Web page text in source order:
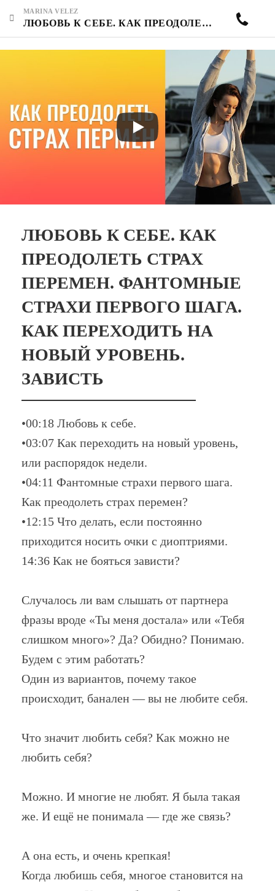
MARINA VELEZ
ЛЮБОВЬ К СЕБЕ. КАК ПРЕОДОЛЕТЬ СТРАХ ПЕРЕМЕН. ФАНТОМНЫЕ СТРАХИ ПЕРВОГО ШАГА. КАК ПЕРЕХОДИТЬ НА НОВЫЙ УРОВЕНЬ. ЗАВИСТЬ
ЛЮБОВЬ К СЕБЕ. КАК
ПРЕОДОЛЕТЬ СТРАХ
ПЕРЕМЕН. ФАНТОМНЫЕ
СТРАХИ ПЕРВОГО ШАГА.
КАК ПЕРЕХОДИТЬ НА
НОВЫЙ УРОВЕНЬ.
ЗАВИСТЬ
•00:18 Любовь к себе.
•03:07 Как переходить на новый уровень,
или распорядок недели.
•04:11 Фантомные страхи первого шага.
Как преодолеть страх перемен?
•12:15 Что делать, если постоянно
приходится носить очки с диоптриями.
14:36 Как не бояться зависти?
Случалось ли вам слышать от партнера
фразы вроде «Ты меня достала» или «Тебя
слишком много»? Да? Обидно? Понимаю.
Будем с этим работать?
Один из вариантов, почему такое
происходит, банален — вы не любите себя.
Что значит любить себя? Как можно не
любить себя?
Можно. И многие не любят. Я была такая
же. И ещё не понимала — где же связь?
А она есть, и очень крепкая!
Когда любишь себя, многое становится на